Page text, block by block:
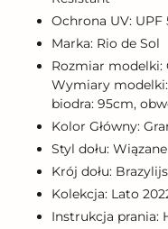
Ochrona UV: UPF
Marka: Rio de Sol
Rozmiar modelki:
Wymiary
biodra: 95cm,
Kolor Główny:
Styl dołu:
Krój dołu:
Kolekcja: Lato
Instrukcja prania: